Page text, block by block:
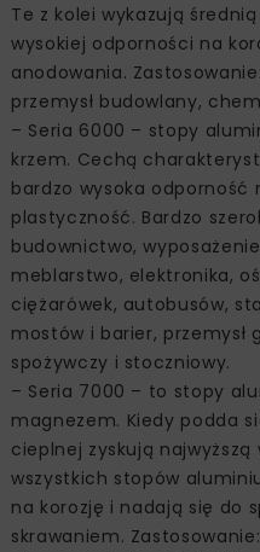
Te z kolei wykazują
wysokiej odporności na
anodowania.
przemysł budowlany,
– Seria 6000 – stopy
krzem. Cechą
bardzo wysoka odporność
plastyczność. Bardzo
budownictwo,
meblarstwo, elektronika,
ciężarówek, autobusów,
mostów i barier, przemysł
spożywczy i stoczniowy.
– Seria 7000 – to stopy
magnezem. Kiedy podda
cieplnej zyskują najwyższą
wszystkich stopów
na korozję i nadają się do
skrawaniem.